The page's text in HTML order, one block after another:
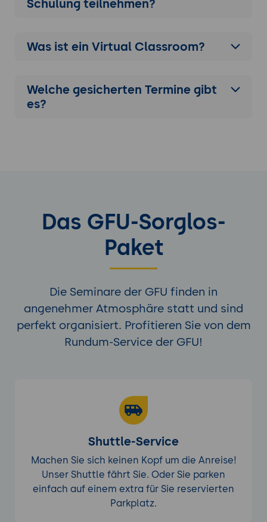
Schulung teilnehmen?
Was ist ein Virtual Classroom?
Welche gesicherten Termine gibt
es?
Das GFU-Sorglos-
Paket
Die Seminare der GFU finden in
angenehmer Atmosphäre statt und sind
perfekt organisiert. Profitieren Sie von dem
Rundum-Service der GFU!
Shuttle-Service
Machen Sie sich keinen Kopf um die Anreise!
Unser Shuttle fährt Sie. Oder Sie parken
einfach auf einem extra für Sie reservierten
Parkplatz.